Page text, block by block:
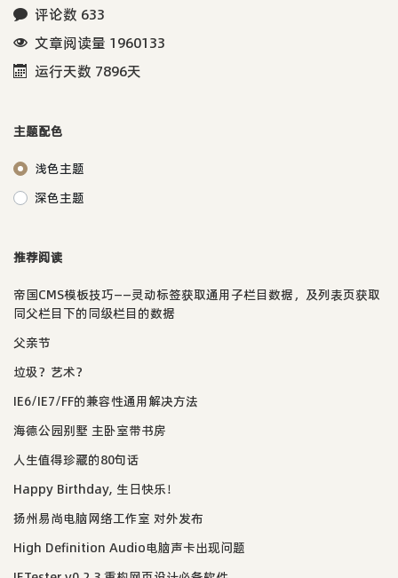
评论数 633
文章阅读量 1960133
运行天数 7896天
主题配色
浅色主题
深色主题
推荐阅读
帝国CMS模板技巧——灵动标签获取通用子栏目数据，及列表页获取
同父栏目下的同级栏目的数据
父亲节
垃圾？艺术？
IE6/IE7/FF的兼容性通用解决方法
海德公园别墅 主卧室带书房
人生值得珍藏的80句话
Happy Birthday, 生日快乐！
扬州易尚电脑网络工作室 对外发布
High Definition Audio电脑声卡出现问题